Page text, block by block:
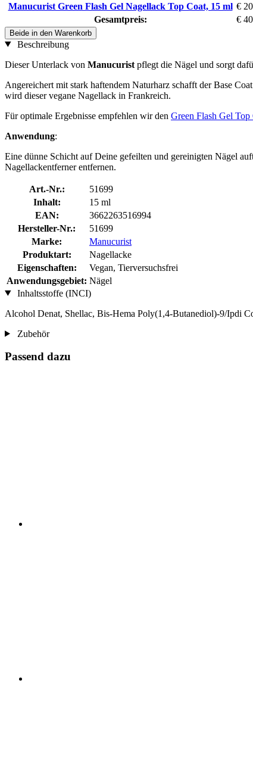
Manucurist Green Flash Gel Nagellack Top Coat, 15 ml €
Gesamtpreis:
€
Beide in den Warenkorb
Beschreibung
Dieser Unterlack von Manucurist pflegt die Nägel und sorgt
Angereichert mit stark haftendem Naturharz schafft der Base
wird dieser vegane Nagellack in Frankreich.
Für optimale Ergebnisse empfehlen wir den Green Flash Gel Top
Anwendung:
Eine dünne Schicht auf Deine gefeilten und gereinigten Nägel
Nagellackentferner entfernen.
Art.-Nr.:
51699
Inhalt:
15 ml
EAN:
3662263516994
Hersteller-Nr.:
51699
Marke:
Manucurist
Produktart:
Nagellacke
Eigenschaften:
Vegan, Tierversuchsfrei
Anwendungsgebiet: Nägel
Inhaltsstoffe (INCI)
Alcohol Denat, Shellac, Bis-Hema Poly(1,4-Butanediol)-9/Ipdi
Zubehör
Passend dazu